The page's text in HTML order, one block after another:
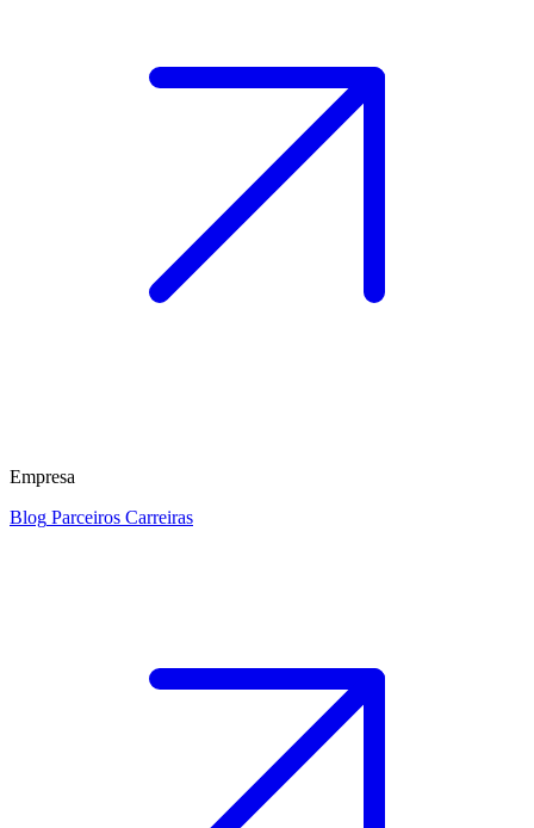
Empresa
Blog Parceiros Carreiras